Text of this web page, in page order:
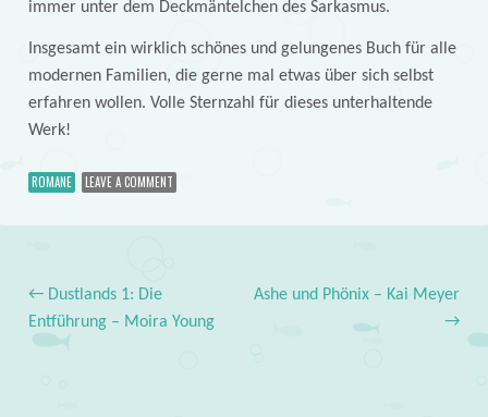
immer unter dem Deckmäntelchen des Sarkasmus.
Insgesamt ein wirklich schönes und gelungenes Buch für alle
modernen Familien, die gerne mal etwas über sich selbst
erfahren wollen. Volle Sternzahl für dieses unterhaltende
Werk!
ROMANE LEAVE A COMMENT
Post navigation
←Dustlands 1: Die
Entführung – Moira Young
Ashe und Phönix – Kai Meyer
→